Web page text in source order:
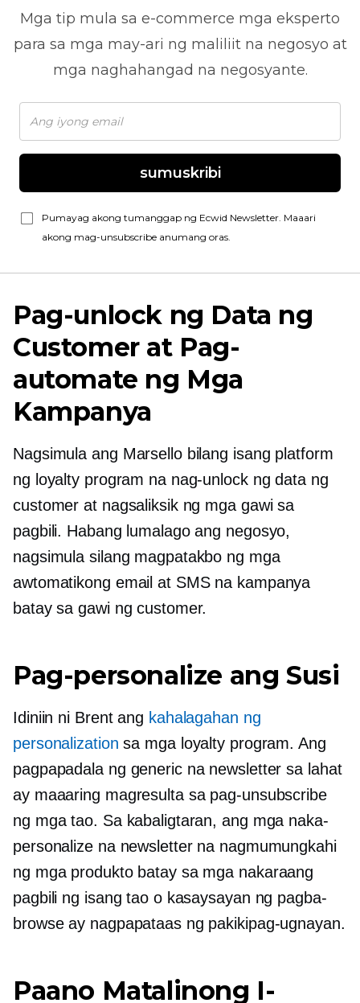
Mga tip mula sa e-commerce mga eksperto
para sa mga may-ari ng maliliit na negosyo at
mga naghahangad na negosyante.
sumuskribi
Pumayag akong tumanggap ng Ecwid Newsletter. Maaari
akong mag-unsubscribe anumang oras.
Pag-unlock ng Data ng
Customer at Pag-
automate ng Mga
Kampanya
Nagsimula ang Marsello bilang isang platform
ng loyalty program na nag-unlock ng data ng
customer at nagsaliksik ng mga gawi sa
pagbili. Habang lumalago ang negosyo,
nagsimula silang magpatakbo ng mga
awtomatikong email at SMS na kampanya
batay sa gawi ng customer.
Pag-personalize ang Susi
Idiniin ni Brent ang kahalagahan ng
personalization sa mga loyalty program. Ang
pagpapadala ng generic na newsletter sa lahat
ay maaaring magresulta sa pag-unsubscribe
ng mga tao. Sa kabaligtaran, ang mga naka-
personalize na newsletter na nagmumungkahi
ng mga produkto batay sa mga nakaraang
pagbili ng isang tao o kasaysayan ng pagba-
browse ay nagpapataas ng pakikipag-ugnayan.
Paano Matalinong I-